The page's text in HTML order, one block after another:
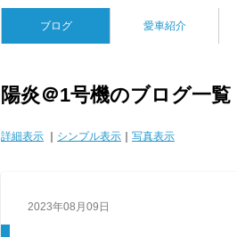
ブログ 愛車紹介
陽炎＠1号機のブログ一覧
詳細表示 シンプル表示 写真表示
2023年08月09日